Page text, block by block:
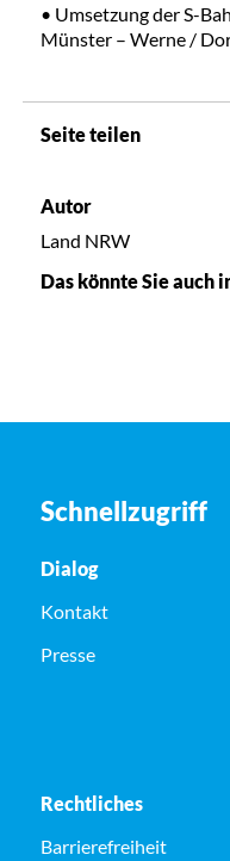
• Umsetzung der S-
Münster – Werne /
Seite teilen
Autor
Land NRW
Das könnte Sie auch
Schnellzugriff
Dialog
Kontakt
Presse
Rechtliches
Barrierefreiheit